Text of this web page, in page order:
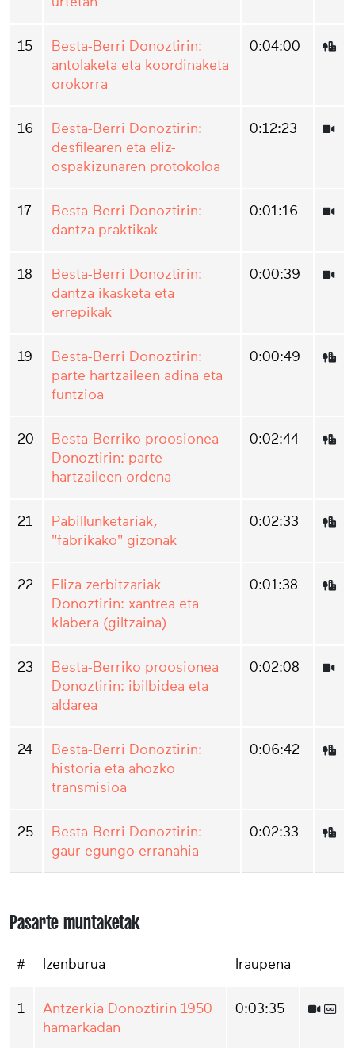
15
Besta-Berri Donoztirin:
antolaketa eta koordinaketa
orokorra
0:04:00
16
Besta-Berri Donoztirin:
desfilearen eta eliz-
ospakizunaren protokoloa
0:12:23
17
Besta-Berri Donoztirin:
dantza praktikak
0:01:16
18
Besta-Berri Donoztirin:
dantza ikasketa eta
errepikak
0:00:39
19
Besta-Berri Donoztirin:
parte hartzaileen adina eta
funtzioa
0:00:49
20
Besta-Berriko proosionea
Donoztirin: parte
hartzaileen ordena
0:02:44
21
Pabillunketariak,
"fabrikako" gizonak
0:02:33
22
Eliza zerbitzariak
Donoztirin: xantrea eta
klabera (giltzaina)
0:01:38
23
Besta-Berriko proosionea
Donoztirin: ibilbidea eta
aldarea
0:02:08
24
Besta-Berri Donoztirin:
historia eta ahozko
transmisioa
0:06:42
25
Besta-Berri Donoztirin:
gaur egungo erranahia
0:02:33
Pasarte muntaketak
# Izenburua Iraupena
1
Antzerkia Donoztirin 1950
hamarkadan
0:03:35